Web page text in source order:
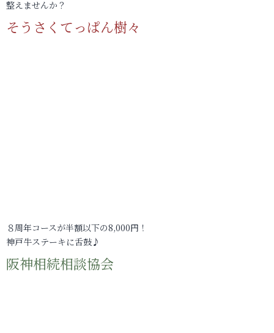
整えませんか？
そうさくてっぱん樹々
８周年コースが半額以下の8,000円！
神戸牛ステーキに舌鼓♪
阪神相続相談協会